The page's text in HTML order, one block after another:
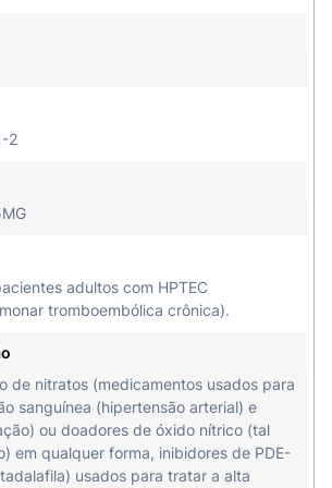
capacidade do paciente para
Organização Mundial de Saúde
dos sintomas e impacto
de Adempas, o riociguate,
através do alargamento das
(os vasos sanguíneos que
aos pulmões), o que torna mais
bombear o sangue através
de ação do medicamento,
médico. Uso adulto.
Você não deve usar Adempas
2
adultos com HPTEC
tromboembólica crônica).
de nitratos (medicamentos usados para
sanguínea (hipertensão arterial) e
ou doadores de óxido nítrico (tal
em qualquer forma, inibidores de PDE-
usados para tratar a alta